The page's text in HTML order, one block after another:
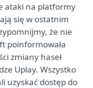
ataki na platformy
się w ostatnim
że nie
poinformowała
zmiany haseł
Uplay. Wszystko
uzyskać dostęp do